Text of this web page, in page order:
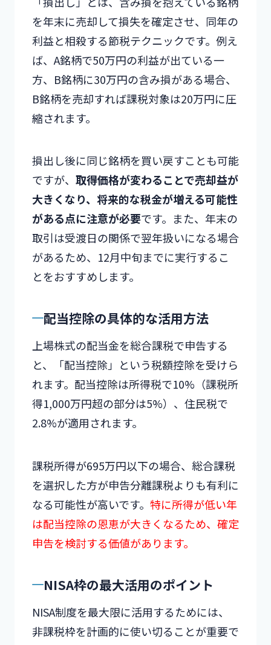
を年末に売却して損失を確定させ、同年の
利益と相殺する節税テクニックです。例え
ば、A銘柄で50万円の利益が出ている一
方、B銘柄に30万円の含み損がある場合、
B銘柄を売却すれば課税対象は20万円に圧
縮されます。
損出し後に同じ銘柄を買い戻すことも可能
ですが、 取得価格が変わることで売却益が
大きくなり、将来的な税金が増える可能性
がある点に注意が必要です。また、年末の
取引は受渡日の関係で翌年扱いになる場合
があるため、12月中旬までに実行するこ
とをおすすめします。
配当控除の具体的な活用方法
上場株式の配当金を総合課税で申告する
と、「配当控除」という税額控除を受けら
れます。配当控除は所得税で10%（課税所
得1,000万円超の部分は5%）、住民税で
2.8%が適用されます。
課税所得が695万円以下の場合、総合課税
を選択した方が申告分離課税よりも有利に
なる可能性が高いです。 特に所得が低い年
は配当控除の恩恵が大きくなるため、確定
申告を検討する価値があります。
NISA枠の最大活用のポイント
NISA制度を最大限に活用するためには、
非課税枠を計画的に使い切ることが重要で